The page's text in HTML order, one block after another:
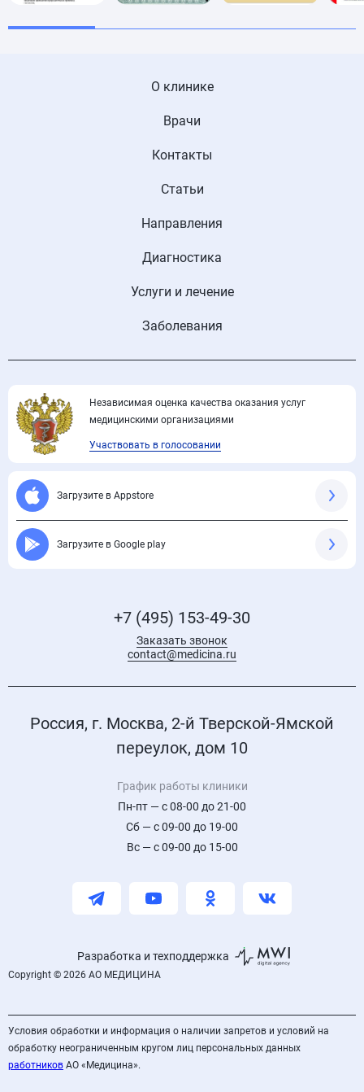
Независимая оценка качества оказания услуг
медицинскими организациями
Участвовать в голосовании
Загрузите в Appstore
Загрузите в Google play
О клинике
Врачи
Контакты
Статьи
Направления
Диагностика
Услуги и лечение
Заболевания
+7 (495) 153-49-30
Заказать звонок
contact@medicina.ru
Россия, г. Москва, 2-й Тверской-Ямской
переулок, дом 10
График работы клиники
Пн-пт — с 08-00 до 21-00
Сб — с 09-00 до 19-00
Вс — с 09-00 до 15-00
Разработка и техподдержка
Copyright © 2026 АО МЕДИЦИНА
Условия обработки и информация о наличии запретов и условий на
обработку неограниченным кругом лиц персональных данных
работников АО «Медицина».